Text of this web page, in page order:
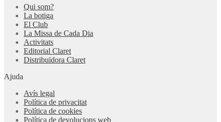
Qui som?
La botiga
El Club
La Missa de Cada Dia
Activitats
Editorial Claret
Distribuïdora Claret
Ajuda
Avís legal
Política de privacitat
Política de cookies
Política de devolucions web